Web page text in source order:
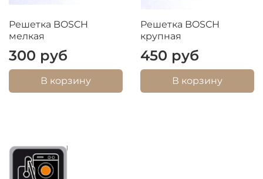
Решетка BOSCH
мелкая
300 руб
В корзину
Решетка BOSCH
крупная
450 руб
В корзину